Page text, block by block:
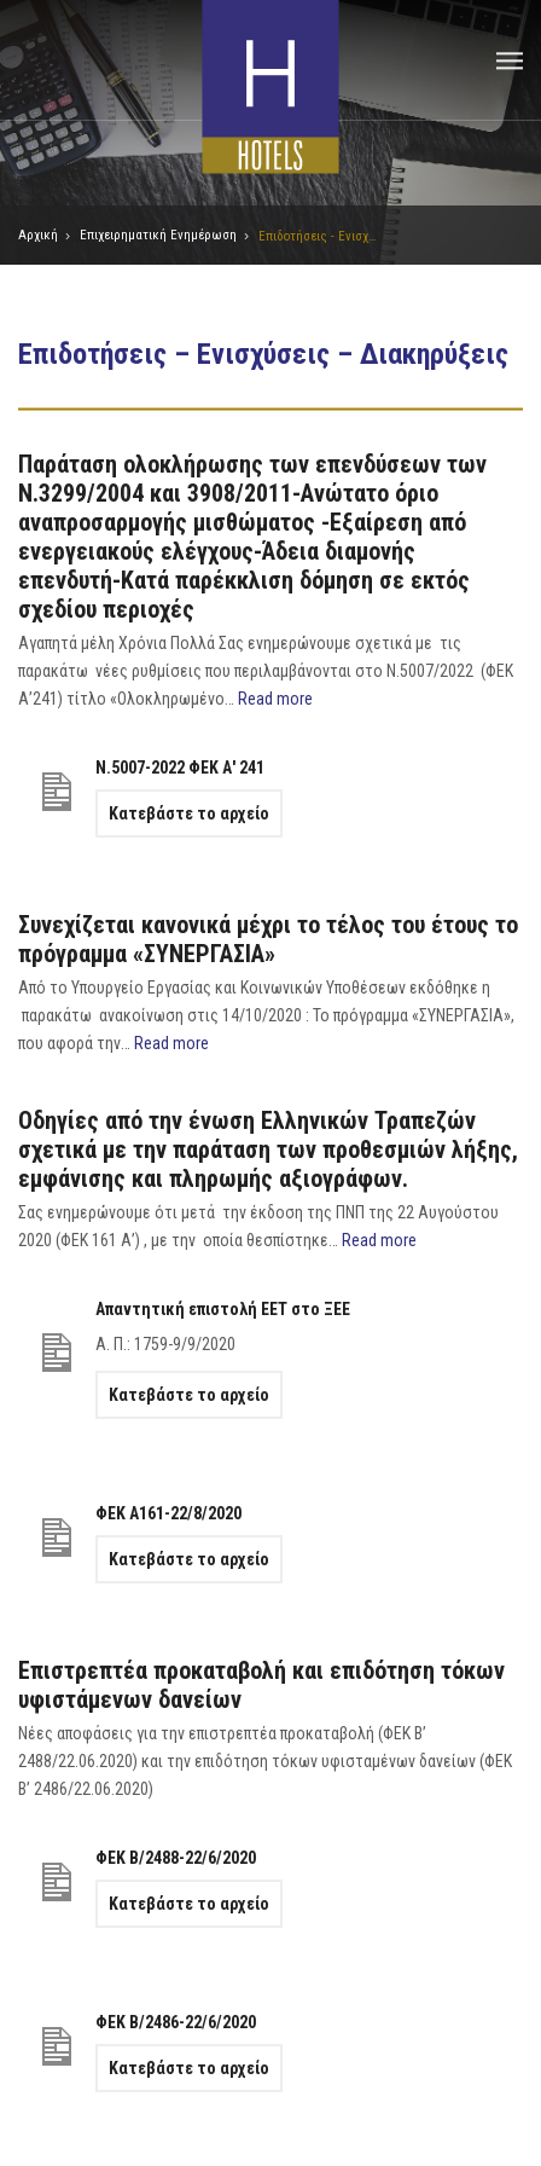
Αρχική Επιχειρηματική Ενημέρωση
Επιδοτήσεις – Ενισχύσεις – Διακηρύξεις
Παράταση ολοκλήρωσης των επενδύσεων των
Ν.3299/2004 και 3908/2011-Ανώτατο όριο
αναπροσαρμογής μισθώματος -Εξαίρεση από
ενεργειακούς ελέγχους-Άδεια διαμονής
επενδυτή-Κατά παρέκκλιση δόμηση σε εκτός
σχεδίου περιοχές
Αγαπητά μέλη Χρόνια Πολλά Σας ενημερώνουμε σχετικά με τις
παρακάτω νέες ρυθμίσεις που περιλαμβάνονται στο Ν.5007/2022 (ΦΕΚ
Α’241) τίτλο «Ολοκληρωμένο… Read more
Ν.5007-2022 ΦΕΚ Α' 241
Κατεβάστε το αρχείο
Συνεχίζεται κανονικά μέχρι το τέλος του έτους το
πρόγραμμα «ΣΥΝΕΡΓΑΣΙΑ»
Από το Υπουργείο Εργασίας και Κοινωνικών Υποθέσεων εκδόθηκε η
παρακάτω ανακοίνωση στις 14/10/2020 : Το πρόγραμμα «ΣΥΝΕΡΓΑΣΙΑ»,
που αφορά την… Read more
Οδηγίες από την ένωση Ελληνικών Τραπεζών
σχετικά με την παράταση των προθεσμιών λήξης,
εμφάνισης και πληρωμής αξιογράφων.
Σας ενημερώνουμε ότι μετά την έκδοση της ΠΝΠ της 22 Αυγούστου
2020 (ΦΕΚ 161 Α’) , με την οποία θεσπίστηκε… Read more
Απαντητική επιστολή ΕΕΤ στο ΞΕΕ
Α. Π.: 1759-9/9/2020
Κατεβάστε το αρχείο
ΦΕΚ Α161-22/8/2020
Κατεβάστε το αρχείο
Επιστρεπτέα προκαταβολή και επιδότηση τόκων
υφιστάμενων δανείων
Nέες αποφάσεις για την επιστρεπτέα προκαταβολή (ΦΕΚ Β’
2488/22.06.2020) και την επιδότηση τόκων υφισταμένων δανείων (ΦΕΚ
Β’ 2486/22.06.2020)
ΦΕΚ Β/2488-22/6/2020
Κατεβάστε το αρχείο
ΦΕΚ Β/2486-22/6/2020
Κατεβάστε το αρχείο